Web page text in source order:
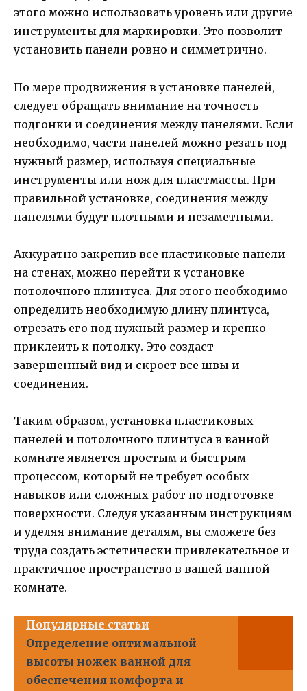
этого можно использовать уровень или другие
инструменты для маркировки. Это позволит
установить панели ровно и симметрично.
По мере продвижения в установке панелей,
следует обращать внимание на точность
подгонки и соединения между панелями. Если
необходимо, части панелей можно резать под
нужный размер, используя специальные
инструменты или нож для пластмассы. При
правильной установке, соединения между
панелями будут плотными и незаметными.
Аккуратно закрепив все пластиковые панели
на стенах, можно перейти к установке
потолочного плинтуса. Для этого необходимо
определить необходимую длину плинтуса,
отрезать его под нужный размер и крепко
приклеить к потолку. Это создаст
завершенный вид и скроет все швы и
соединения.
Таким образом, установка пластиковых
панелей и потолочного плинтуса в ванной
комнате является простым и быстрым
процессом, который не требует особых
навыков или сложных работ по подготовке
поверхности. Следуя указанным инструкциям
и уделяя внимание деталям, вы сможете без
труда создать эстетически привлекательное и
практичное пространство в вашей ванной
комнате.
Популярные статьи
Определение оптимальной
высоты ножек ванной для
обеспечения комфорта и